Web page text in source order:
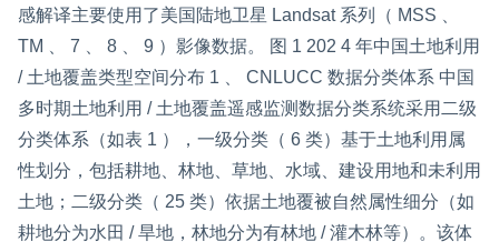
感解译主要使用了美国陆地卫星 Landsat 系列（ MSS 、
TM 、 7 、 8 、 9 ）影像数据。 图 1 202 4 年中国土地利用
/ 土地覆盖类型空间分布 1 、 CNLUCC 数据分类体系 中国
多时期土地利用 / 土地覆盖遥感监测数据分类系统采用二级
分类体系（如表 1 ），一级分类（ 6 类）基于土地利用属
性划分，包括耕地、林地、草地、水域、建设用地和未利用
土地；二级分类（ 25 类）依据土地覆被自然属性细分（如
耕地分为水田 / 旱地，林地分为有林地 / 灌木林等）。该体